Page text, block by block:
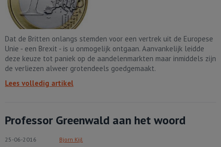
Dat de Britten onlangs stemden voor een vertrek uit de Europese
Unie - een Brexit - is u onmogelijk ontgaan. Aanvankelijk leidde
deze keuze tot paniek op de aandelenmarkten maar inmiddels zijn
de verliezen alweer grotendeels goedgemaakt.
Lees volledig artikel
Professor Greenwald aan het woord
25-06-2016
Bjorn Kijl